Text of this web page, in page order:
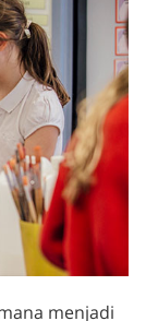
menjadi